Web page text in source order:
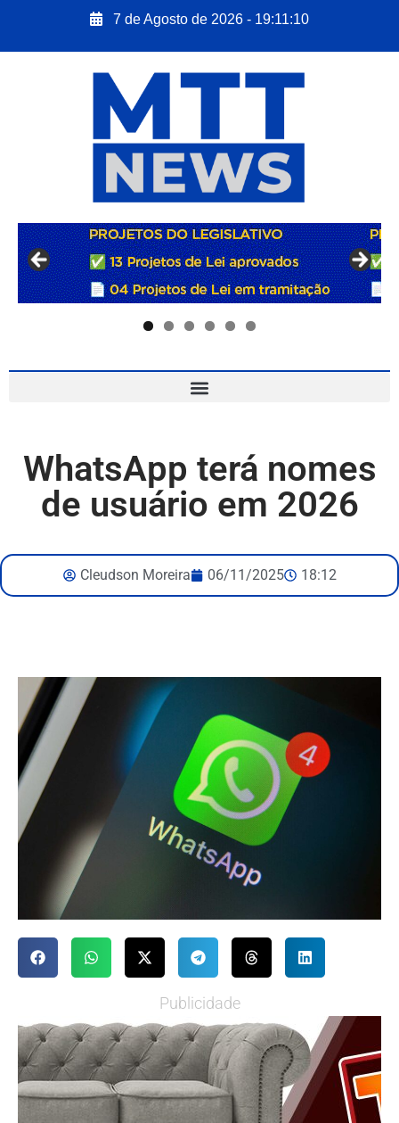
7 de Agosto de 2026 - 19:11:11
WhatsApp terá nomes
de usuário em 2026
Cleudson Moreira 06/11/2025 18:12
Publicidade